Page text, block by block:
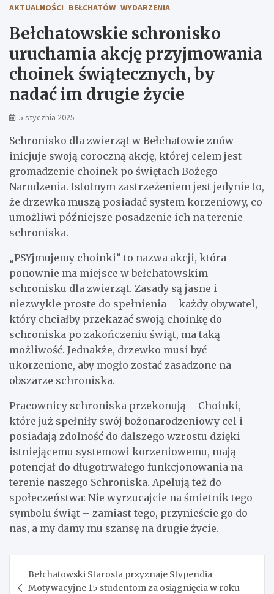
AKTUALNOŚCI BEŁCHATÓW WYDARZENIA
Bełchatowskie schronisko
uruchamia akcję przyjmowania
choinek świątecznych, by
nadać im drugie życie
5 stycznia 2025
Schronisko dla zwierząt w Bełchatowie znów
inicjuje swoją coroczną akcję, której celem jest
gromadzenie choinek po świętach Bożego
Narodzenia. Istotnym zastrzeżeniem jest jedynie to,
że drzewka muszą posiadać system korzeniowy, co
umożliwi późniejsze posadzenie ich na terenie
schroniska.
„PSYjmujemy choinki” to nazwa akcji, która
ponownie ma miejsce w bełchatowskim
schronisku dla zwierząt. Zasady są jasne i
niezwykle proste do spełnienia – każdy obywatel,
który chciałby przekazać swoją choinkę do
schroniska po zakończeniu świąt, ma taką
możliwość. Jednakże, drzewko musi być
ukorzenione, aby mogło zostać zasadzone na
obszarze schroniska.
Pracownicy schroniska przekonują – Choinki,
które już spełniły swój bożonarodzeniowy cel i
posiadają zdolność do dalszego wzrostu dzięki
istniejącemu systemowi korzeniowemu, mają
potencjał do długotrwałego funkcjonowania na
terenie naszego Schroniska. Apelują też do
społeczeństwa: Nie wyrzucajcie na śmietnik tego
symbolu świąt – zamiast tego, przynieście go do
nas, a my damy mu szansę na drugie życie.
wpisu
Bełchatowski Starosta przyznaje Stypendia
Motywacyjne 15 studentom za osiągnięcia w roku